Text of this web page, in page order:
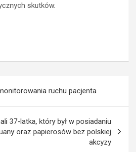
skutków.
ruchu pacjenta
37-latka, który był w posiadaniu
oraz papierosów bez polskiej
akcyzy